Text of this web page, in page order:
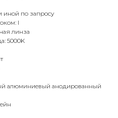
иной по запросу
I
линза
5000K
алюминиевый анодированный